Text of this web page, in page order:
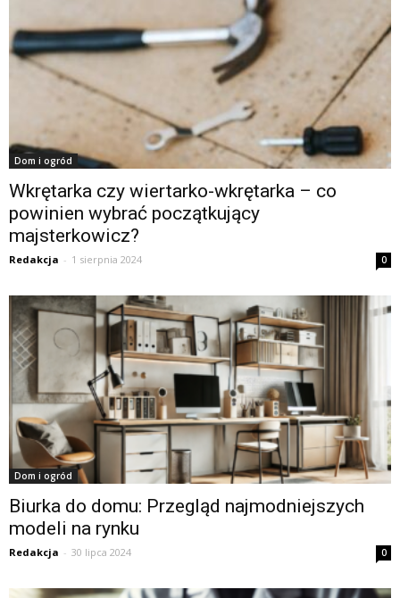
Dom i ogród
Wkrętarka czy wiertarko-wkrętarka – co
powinien wybrać początkujący
majsterkowicz?
Redakcja - 1 sierpnia 2024 0
Dom i ogród
Biurka do domu: Przegląd najmodniejszych
modeli na rynku
Redakcja - 30 lipca 2024 0